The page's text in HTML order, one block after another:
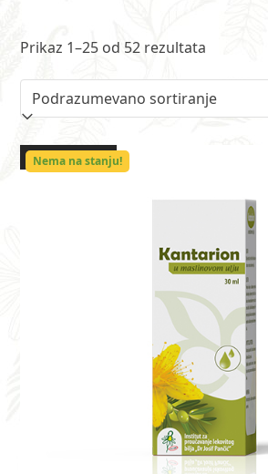
Prikaz 1–25 od 52 rezultata
OUT OF STOCK
Nema na stanju!